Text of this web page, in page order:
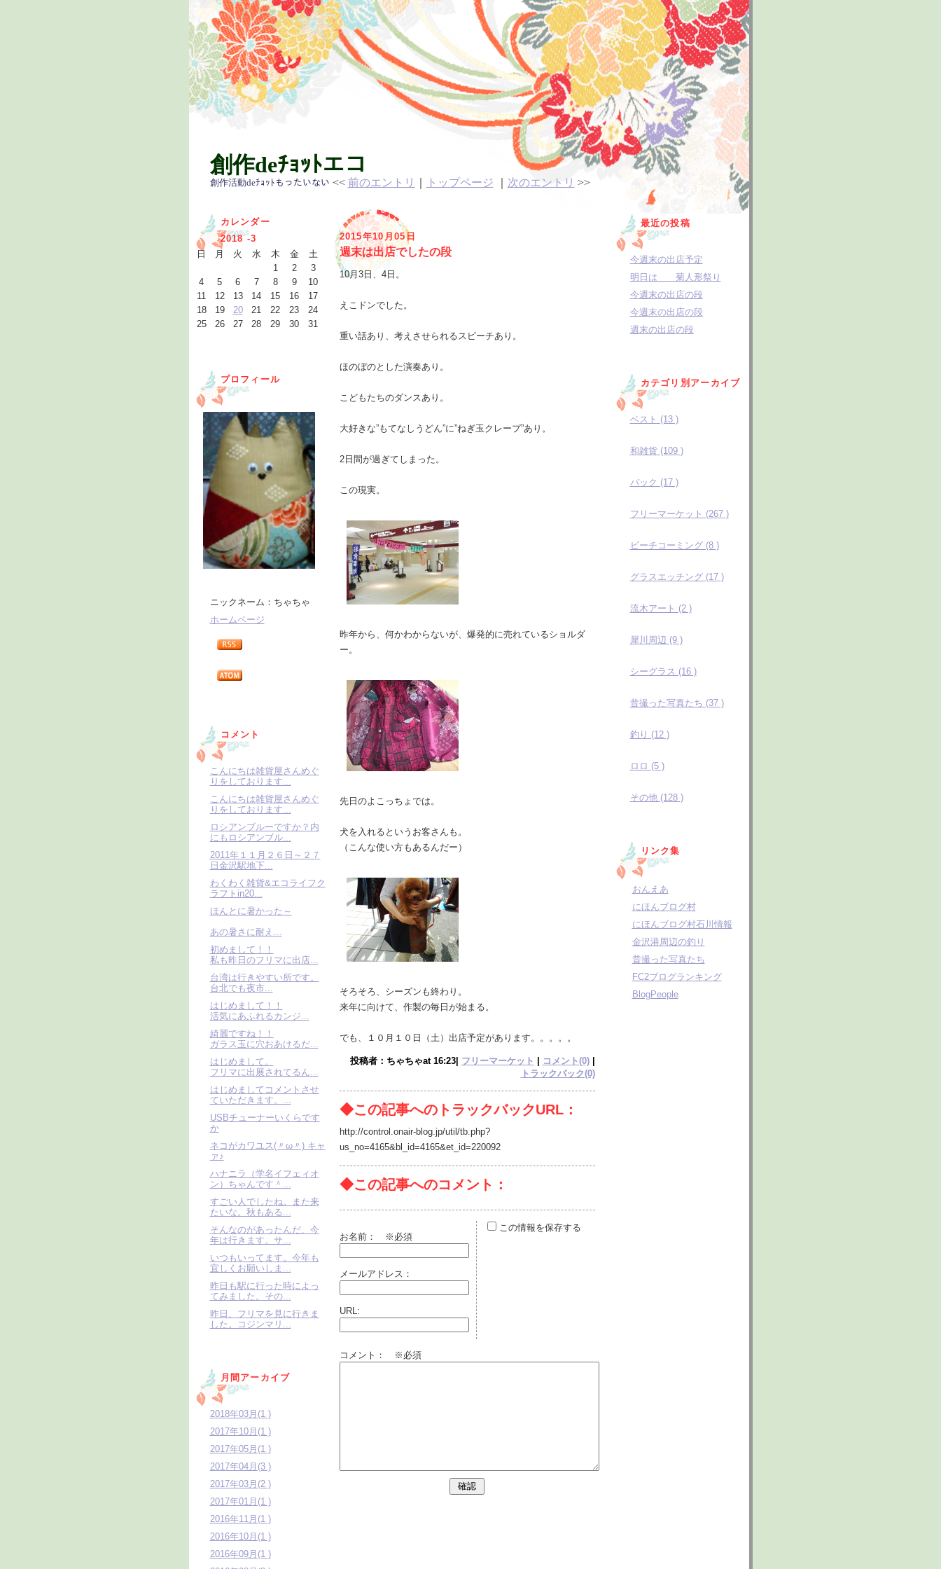
創作deﾁｮｯﾄエコ
創作活動deﾁｮｯﾄもったいない
カレンダー
2018 -3
日
月 火 水 木 金
土
1
2
3
4
5 6 7 8 9
10
11
12 13 14 15 16
17
18
19 20 21 22 23
24
25
26 27 28 29 30 31
プロフィール
ニックネーム：ちゃちゃ
ホームページ
コメント
こんにちは雑貨屋さんめぐ
りをしております...
こんにちは雑貨屋さんめぐ
りをしております...
ロシアンブルーですか？内
にもロシアンブル...
2011年１１月２６日～２７
日金沢駅地下...
わくわく雑貨&エコライフク
ラフトin20...
ほんとに暑かった～
あの暑さに耐え...
初めまして！！
私も昨日のフリマに出店...
台湾は行きやすい所です。
台北でも夜市...
はじめまして！！
活気にあふれるカンジ...
綺麗ですね！！
ガラス玉に穴おあけるだ...
はじめまして。
フリマに出展されてるん...
はじめましてコメントさせ
ていただきます。...
USBチューナーいくらです
か
ネコがカワユス(〃ω〃) キャ
ァ♪
ハナニラ（学名イフェィオ
ン）ちゃんです＾...
すごい人でしたね。また来
たいな。秋もある...
そんなのがあったんだ、今
年は行きます。サ...
いつもいってます。今年も
宜しくお願いしま...
昨日も駅に行った時によっ
てみました。その...
昨日、フリマを見に行きま
した。コジンマリ...
月間アーカイブ
2018年03月(1 )
2017年10月(1 )
2017年05月(1 )
2017年04月(3 )
2017年03月(2 )
2017年01月(1 )
2016年11月(1 )
2016年10月(1 )
2016年09月(1 )
<< 前のエントリ トップページ 次のエントリ >>
2015年10月05日
週末は出店でしたの段
10月3日、4日。
えこドンでした。
重い話あり、考えさせられるスピーチあり。
ほのぼのとした演奏あり。
こどもたちのダンスあり。
大好きな”もてなしうどん”に”ねぎ玉クレープ”あり。
2日間が過ぎてしまった。
この現実。
昨年から、何かわからないが、爆発的に売れているショルダ
ー。
先日のよこっちょでは。
犬を入れるというお客さんも。
（こんな使い方もあるんだー）
そろそろ、シーズンも終わり。
来年に向けて、作製の毎日が始まる。
でも、１０月１０日（土）出店予定があります。。。。。
投稿者：ちゃちゃat 16:23| フリーマーケット コメント(0)|
トラックバック(0)
◆この記事へのトラックバックURL：
http://control.onair-blog.jp/util/tb.php?
us_no=4165&bl_id=4165&et_id=220092
◆この記事へのコメント：
お名前： ※必須
メールアドレス：
URL:
この情報を保存する
コメント： ※必須
最近の投稿
今週末の出店予定
明日は 菊人形祭り
今週末の出店の段
今週末の出店の段
週末の出店の段
カテゴリ別アーカイブ
ベスト (13 )
和雑貨 (109 )
バック (17 )
フリーマーケット (267 )
ビーチコーミング (8 )
グラスエッチング (17 )
流木アート (2 )
犀川周辺 (9 )
シーグラス (16 )
昔撮った写真たち (37 )
釣り (12 )
ロロ (5 )
その他 (128 )
リンク集
おんえあ
にほんブログ村
にほんブログ村石川情報
金沢港周辺の釣り
昔撮った写真たち
FC2ブログランキング
BlogPeople